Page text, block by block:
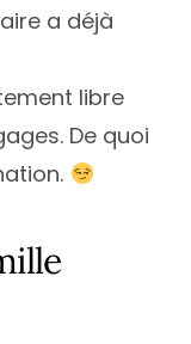
a déjà
libre
De quoi